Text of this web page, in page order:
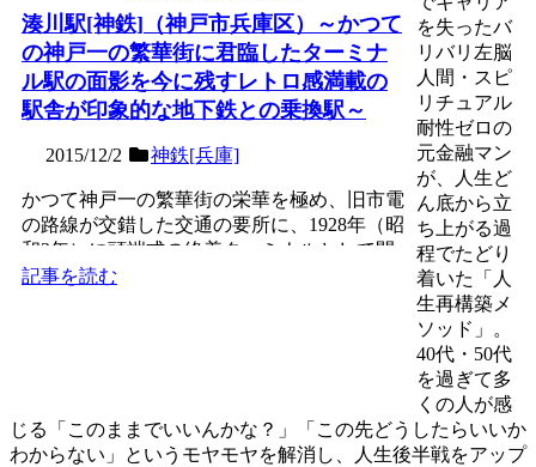
湊川駅[神鉄]（神戸市兵庫区）～かつて
の神戸一の繁華街に君臨したターミナ
ル駅の面影を今に残すレトロ感満載の
駅舎が印象的な地下鉄との乗換駅～
2015/12/2 神鉄[兵庫]
かつて神戸一の繁華街の栄華を極め、旧市電
の路線が交錯した交通の要所に、1928年（昭
和3年）に頭端式の終着ターミナルとして開
業した、有馬線・...
記事を読む
を失ったバ
リバリ左脳
人間・スピ
リチュアル
耐性ゼロの
元金融マン
が、人生ど
ん底から立
ち上がる過
程でたどり
着いた「人
生再構築メ
ソッド」。
40代・50代
を過ぎて多
くの人が感
じる「このままでいいんかな？」「この先どうしたらいいか
わからない」というモヤモヤを解消し、人生後半戦をアップ